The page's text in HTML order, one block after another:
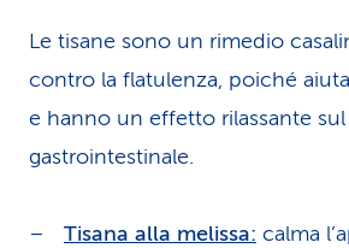
Le tisane sono un rimedio
contro la flatulenza, poiché
e hanno un effetto rilassante
gastrointestinale.
Tisana alla melissa: calma